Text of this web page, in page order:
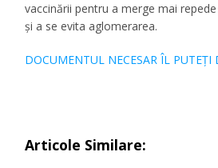
vaccinării pentru a merge mai
și a se evita aglomerarea.
DOCUMENTUL NECESAR ÎL PUTEȚI
Articole Similare: